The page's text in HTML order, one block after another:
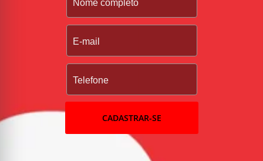
CADASTRAR-SE